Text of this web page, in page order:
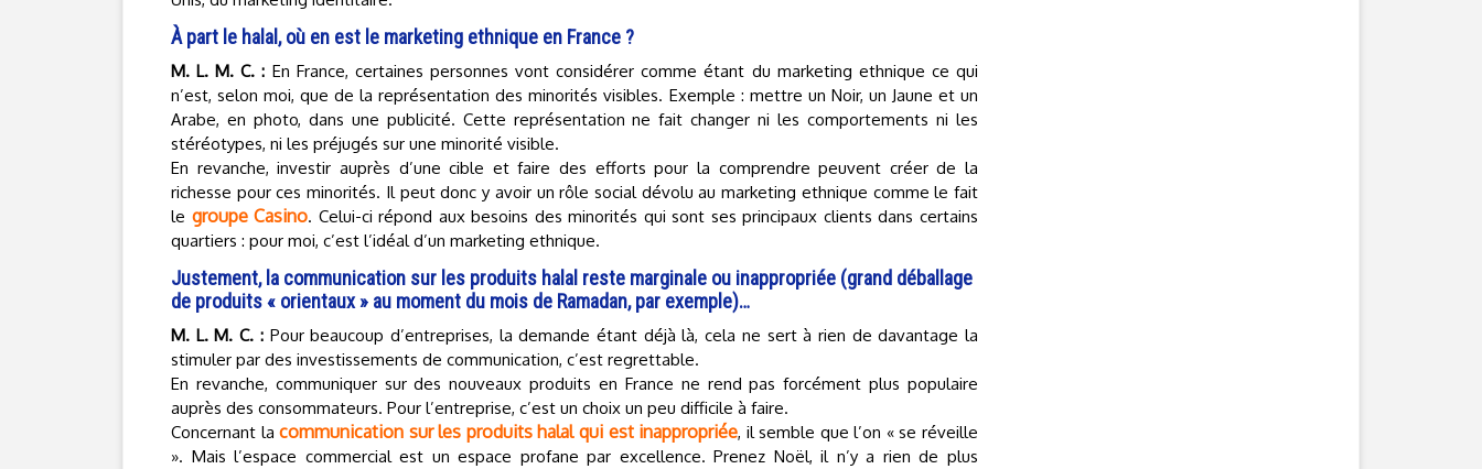
À part le halal, où en est le marketing ethnique en France ?
M. L. M. C. : En France, certaines personnes vont considérer comme étant du marketing ethnique ce qui
n’est, selon moi, que de la représentation des minorités visibles. Exemple : mettre un Noir, un Jaune et un
Arabe, en photo, dans une publicité. Cette représentation ne fait changer ni les comportements ni les
stéréotypes, ni les préjugés sur une minorité visible.
En revanche, investir auprès d’une cible et faire des efforts pour la comprendre peuvent créer de la
richesse pour ces minorités. Il peut donc y avoir un rôle social dévolu au marketing ethnique comme le fait
le groupe Casino. Celui-ci répond aux besoins des minorités qui sont ses principaux clients dans certains
quartiers : pour moi, c’est l’idéal d’un marketing ethnique.
Justement, la communication sur les produits halal reste marginale ou inappropriée (grand déballage
de produits « orientaux » au moment du mois de Ramadan, par exemple)…
M. L. M. C. :Pour beaucoup d’entreprises, la demande étant déjà là, cela ne sert à rien de davantage la
stimuler par des investissements de communication, c’est regrettable.
En revanche, communiquer sur des nouveaux produits en France ne rend pas forcément plus populaire
auprès des consommateurs. Pour l’entreprise, c’est un choix un peu difficile à faire.
Concernant lacommunication sur les produits halal qui est inappropriée, il semble que l’on « se réveille
». Mais l’espace commercial est un espace profane par excellence. Prenez Noël, il n’y a rien de plus